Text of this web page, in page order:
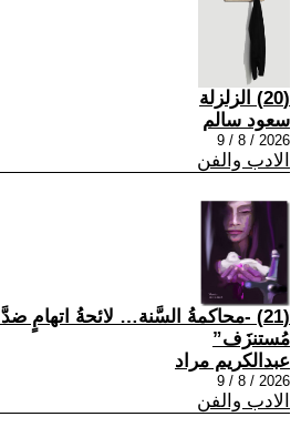
(20) الزلزلة
سعود سالم
2026 / 8 / 9
الادب والفن
(21) -محاكمةُ السَّنة… لائحةُ اتهامٍ
مُستنزَف”
عبدالكريم مراد
2026 / 8 / 9
الادب والفن